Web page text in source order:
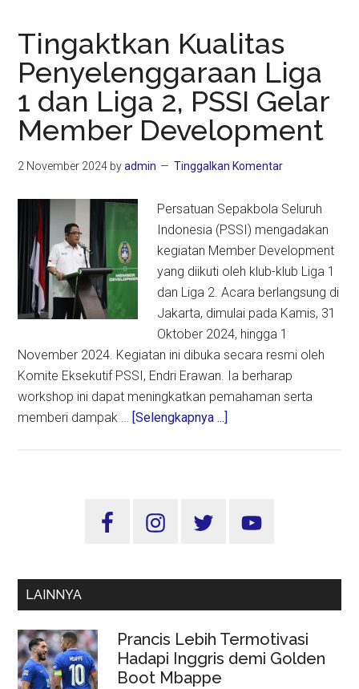
Tingaktkan Kualitas
Penyelenggaraan Liga
1 dan Liga 2, PSSI Gelar
Member Development
2 November 2024 byadmin Tinggalkan Komentar
Persatuan Sepakbola Seluruh
Indonesia (PSSI) mengadakan
kegiatan Member Development
yang diikuti oleh klub-klub Liga 1
dan Liga 2. Acara berlangsung di
Jakarta, dimulai pada Kamis, 31
Oktober 2024, hingga 1
November 2024. Kegiatan ini dibuka secara resmi oleh
Komite Eksekutif PSSI, Endri Erawan. Ia berharap
workshop ini dapat meningkatkan pemahaman serta
memberi dampak … [Selengkapnya ...]
2,
Member
Development
Sidebar
LAINNYA
Prancis Lebih Termotivasi
Hadapi Inggris demi Golden
Boot Mbappe